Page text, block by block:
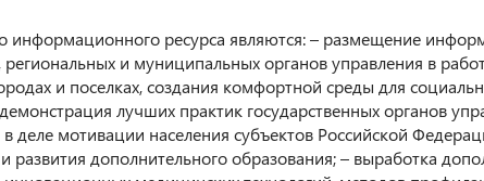
информационного ресурса являются: – размещение
и муниципальных органов управления в
и поселках, создания комфортной среды для
лучших практик государственных органов
деле мотивации населения субъектов Российской
развития дополнительного образования; – выработка